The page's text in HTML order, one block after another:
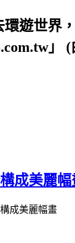
遊世界
成美麗